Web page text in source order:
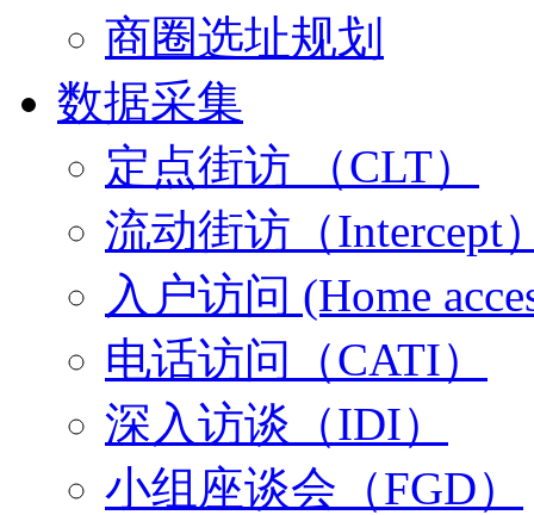
商圈选址规划
数据采集
定点街访 （CLT）
流动街访（Intercept
入户访问 (Home
电话访问（CATI）
深入访谈（IDI）
小组座谈会（FGD）